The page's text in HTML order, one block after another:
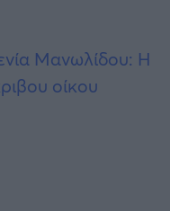
Μανωλίδου: Η
οίκου